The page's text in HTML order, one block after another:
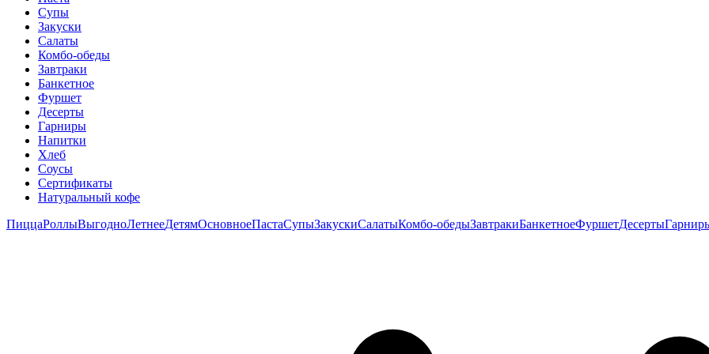
Супы
Закуски
Салаты
Комбо-обеды
Завтраки
Банкетное
Фуршет
Десерты
Гарниры
Напитки
Хлеб
Соусы
Сертификаты
Натуральный кофе
ПиццаРоллыВыгодноЛетнееДетямОсновноеПастаСупыЗакускиСалатыКомбо-обедыЗавтракиБанкетноеФуршетДесерты